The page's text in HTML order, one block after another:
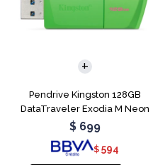
Pendrive Kingston 128GB
DataTraveler Exodia M Neon
Green
$ 699
$ 594